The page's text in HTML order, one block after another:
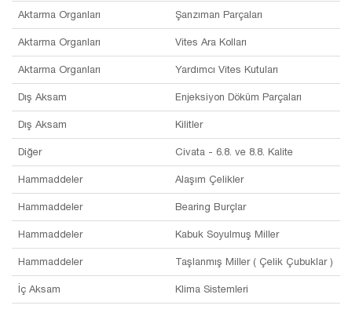
Aktarma Organları Şanzıman Parçaları
Aktarma Organları Vites Ara Kolları
Aktarma Organları Yardımcı Vites Kutuları
Dış Aksam Enjeksiyon Döküm Parçaları
Dış Aksam Kilitler
Diğer Civata - 6.8. ve 8.8. Kalite
Hammaddeler Alaşım Çelikler
Hammaddeler Bearing Burçlar
Hammaddeler Kabuk Soyulmuş Miller
Hammaddeler Taşlanmış Miller ( Çelik Çubuklar )
İç Aksam Klima Sistemleri